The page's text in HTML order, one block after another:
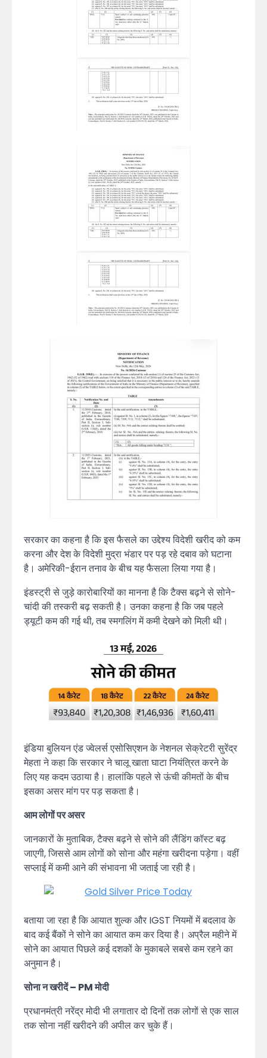
सरकार का कहना है कि इस फैसले का उद्देश्य विदेशी खरीद को कम
करना और देश के विदेशी मुद्रा भंडार पर पड़ रहे दबाव को घटाना
है। अमेरिकी-ईरान तनाव के बीच यह फैसला लिया गया है।
इंडस्ट्री से जुड़े कारोबारियों का मानना है कि टैक्स बढ़ने से सोने-
चांदी की तस्करी बढ़ सकती है। उनका कहना है कि जब पहले
ड्यूटी कम की गई थी, तब स्मगलिंग में कमी देखने को मिली थी।
इंडिया बुलियन एंड ज्वेलर्स एसोसिएशन के नेशनल सेक्रेटरी सुरेंद्र
मेहता ने कहा कि सरकार ने चालू खाता घाटा नियंत्रित करने के
लिए यह कदम उठाया है। हालांकि पहले से ऊंची कीमतों के बीच
इसका असर मांग पर पड़ सकता है।
आम लोगों पर असर
जानकारों के मुताबिक, टैक्स बढ़ने से सोने की लैंडिंग कॉस्ट बढ़
जाएगी, जिससे आम लोगों को सोना और महंगा खरीदना पड़ेगा। वहीं
सप्लाई में कमी आने की संभावना भी जताई जा रही है।
बताया जा रहा है कि आयात शुल्क और IGST नियमों में बदलाव के
बाद कई बैंकों ने सोने का आयात कम कर दिया है। अप्रैल महीने में
सोने का आयात पिछले कई दशकों के मुकाबले सबसे कम रहने का
अनुमान है।
सोना न खरीदें – PM मोदी
प्रधानमंत्री नरेंद्र मोदी भी लगातार दो दिनों तक लोगों से एक साल
तक सोना नहीं खरीदने की अपील कर चुके हैं।